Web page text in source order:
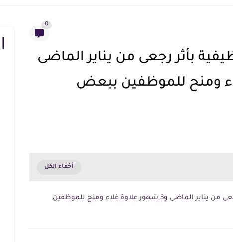
0
بأثر رجعى من يناير الماضى
ومنح للموظفين ببعض
10 % علاوة اعباء وظيفية بأثر رجعى من يناير الماضى و3 شهور علاوة غلاء ومنح للموظفين